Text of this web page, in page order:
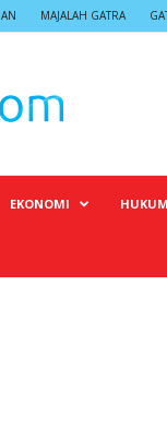
MAJALAH GATRA
EKONOMI HUKUM